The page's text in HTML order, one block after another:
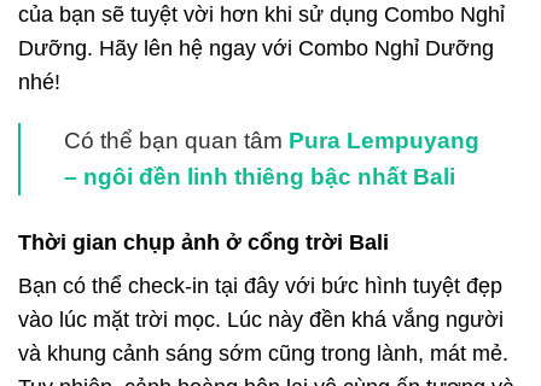
của bạn sẽ tuyệt vời hơn khi sử dụng Combo Nghỉ
Dưỡng. Hãy lên hệ ngay với Combo Nghỉ Dưỡng
nhé!
Có thể bạn quan tâm Pura Lempuyang
– ngôi đền linh thiêng bậc nhất Bali
Thời gian chụp ảnh ở cổng trời Bali
Bạn có thể check-in tại đây với bức hình tuyệt đẹp
vào lúc mặt trời mọc. Lúc này đền khá vắng người
và khung cảnh sáng sớm cũng trong lành, mát mẻ.